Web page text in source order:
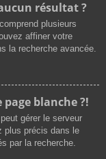
résultat ?
plusieurs
affiner votre
la recherche avancée.
blanche ?!
gérer le serveur
plus précis dans le
par la recherche.